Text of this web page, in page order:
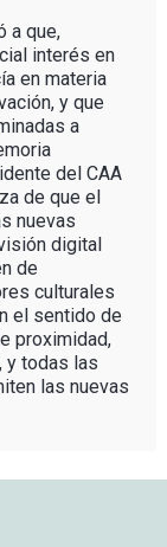
a que,
interés en
en materia
y que
a
del CAA
de que el
nuevas
digital
de
culturales
el sentido de
proximidad,
y todas las
las nuevas